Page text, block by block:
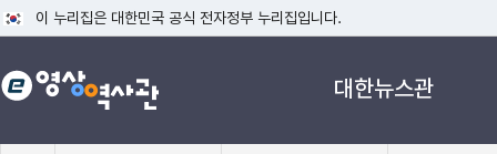
이 누리집은 대한민국 공식 전자정부 누리집입니다.
공식 누리집 주소 확인하기
go.kr 주소를 사용하는 누리집은 대한민국 정부기관이 관리하는 누리집입니
대한뉴스관